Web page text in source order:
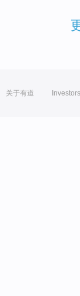
关于有道 Investors